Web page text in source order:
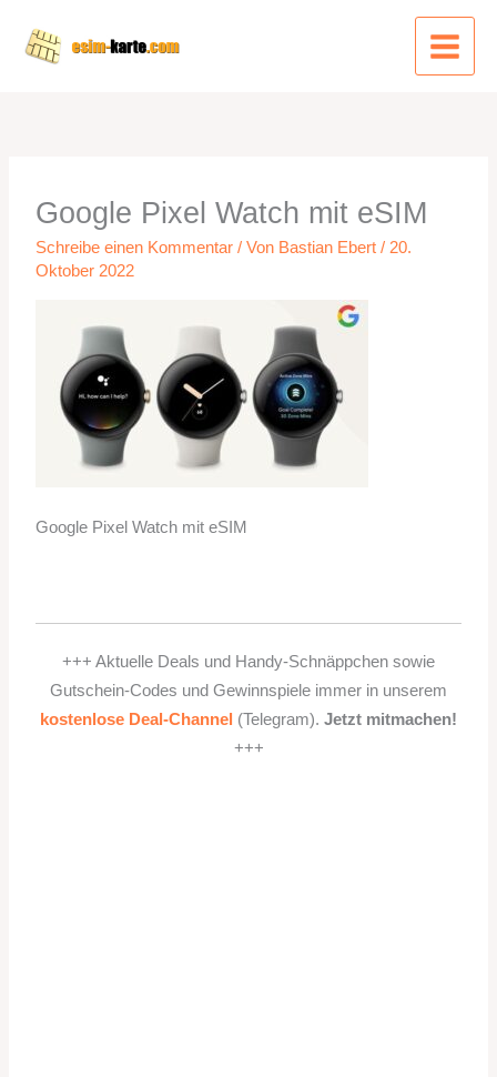
Inhalt
Google Pixel Watch mit eSIM
Schreibe einen Kommentar / Von Bastian Ebert/ 20.
Oktober 2022
Google Pixel Watch mit eSIM
+++ Aktuelle Deals und Handy-Schnäppchen sowie
Gutschein-Codes und Gewinnspiele immer in unserem
kostenlose Deal-Channel (Telegram). Jetzt mitmachen!
+++